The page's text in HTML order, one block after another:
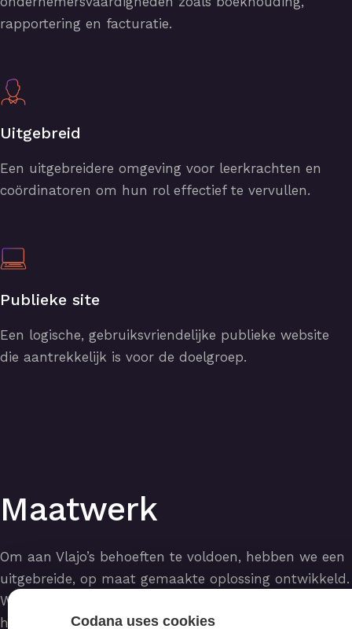
rapportering en facturatie.
Uitgebreid
Een uitgebreidere omgeving voor leerkrachten en
coördinatoren om hun rol effectief te vervullen.
Publieke site
Een logische, gebruiksvriendelijke publieke website
die aantrekkelijk is voor de doelgroep.
Maatwerk
Om aan Vlajo’s behoeften te voldoen, hebben we een
uitgebreide, op maat gemaakte oplossing ontwikkeld.
We begonnen met een grondige analyse van de
huidige processen, gevolgd door een intensief
Codana uses cookies